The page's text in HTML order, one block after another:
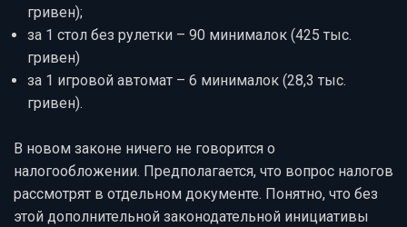
гривен);
за 1 стол без рулетки – 90 минималок (425 тыс.
гривен)
за 1 игровой автомат – 6 минималок (28,3 тыс.
гривен).
В новом законе ничего не говорится о
налогообложении. Предполагается, что вопрос налогов
рассмотрят в отдельном документе. Понятно, что без
этой дополнительной законодательной инициативы